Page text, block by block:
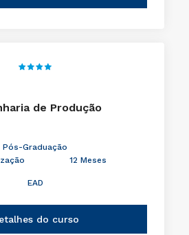
de Produção
Pós-Graduação
12 Meses
EAD
do curso